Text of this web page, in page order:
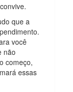
que a
você
não
começo,
essas